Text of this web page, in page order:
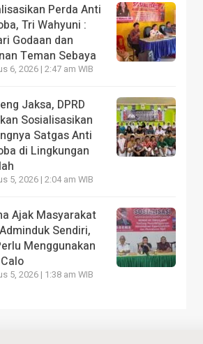
Perda Anti
Tri Wahyuni :
Godaan dan
Teman Sebaya
6, 2026 | 2:47 am WIB
Jaksa, DPRD
Sosialisasikan
Satgas Anti
di Lingkungan
5, 2026 | 2:04 am WIB
Ajak Masyarakat
Sendiri,
Menggunakan
5, 2026 | 1:38 am WIB